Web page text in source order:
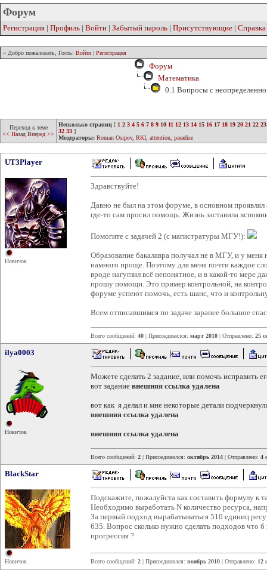
Форум
Регистрация | Профиль | Войти | Забытый пароль | Присутствующие | Справка
» Добро пожаловать, Гость: Войти | Регистрация
Форум
Математика
0.1 Вопросы с
Переход к теме
<< Назад Вперед >>
Несколько страниц [ 1 2 3 4 5 6 7 8 9 10 11 12 13 14 15 16 17 18 19 20 21 22 23
32 33 ]
Модераторы: Roman Osipov, RKI attention paradise
UT3Player
Новичок
Здравствуйте!
Давно не был на этом форуме, в основном проявлял
где-то сам просил помощь. Жизнь заставила
Помогите с задачей 2 (с магистратуры МГУ!):
Образование бакалавра получал не в МГУ, и у меня
намного проще. Поэтому для меня почти каждое
вроде нагуглил всё непонятное, и в какой-то мере
прошу помощи. Это пример контрольной, на
форуме успеют помочь, есть шанс, что и
Всем отписавшимся по задаче заранее большое
Всего сообщений: 40 | Присоединился: март 2010 | Отправлено: 25
ilya0003
Новичок
Можете сделать 2 задание, или помочь исправить
вот задание внешняя ссылка удалена
вот как я делал и мне некоторые детали
внешняя ссылка удалена
внешняя ссылка удалена
Всего сообщений: 2 | Присоединился: октябрь 2014 | Отправлено: 4
BlackStar
Новичок
Подскажите, пожалуйста как составить формулу к
Необходимо выработать N количество ресурса,
За первый подход вырабатываться 510 единиц
635. Вопрос сколько нужно сделать подходов что б
прогрессия ?
Всего сообщений: 2 | Присоединился: ноябрь 2010 | Отправлено: 12